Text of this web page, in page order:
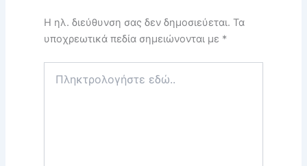
Η ηλ. διεύθυνση σας δεν δημοσιεύεται. Τα
υποχρεωτικά πεδία σημειώνονται με *
εδώ..